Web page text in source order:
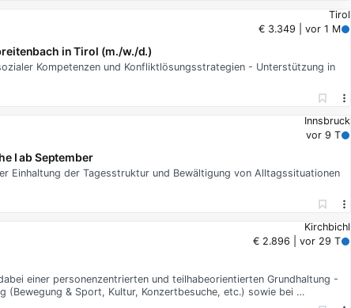
Tirol
€ 3.349 | vor 1 M
in Tirol (m./w./d.)
Kompetenzen und Konfliktlösungsstrategien - Unterstützung in
Innsbruck
vor 9 T
I ab September
Einhaltung der Tagesstruktur und Bewältigung von Alltagssituationen
Kirchbichl
€ 2.896 | vor 29 T
einer personenzentrierten und teilhabeorientierten Grundhaltung -
& Sport, Kultur, Konzertbesuche, etc.) sowie bei …